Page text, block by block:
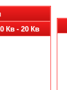
Кв - 20 Кв